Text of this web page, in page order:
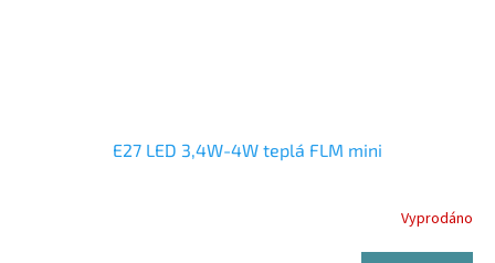
E27 LED 3,4W-4W teplá FLM mini
Vyprodáno